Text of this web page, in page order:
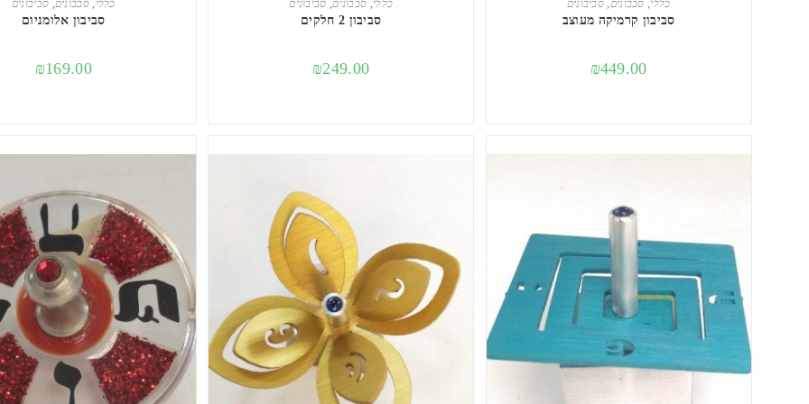
כללי, סבבונים, סביבונים
סביבון קרמיקה מעוצב
₪449.00
כללי, סבבונים, סביבונים
סביבון 2 חלקים
₪249.00
כללי,סבבונים, סביבונים
סביבון אלומניום
₪169.00